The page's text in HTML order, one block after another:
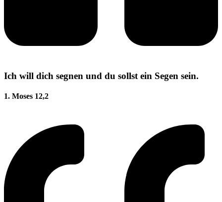
Ich will dich segnen und du sollst ein Segen sein.
1. Moses 12,2